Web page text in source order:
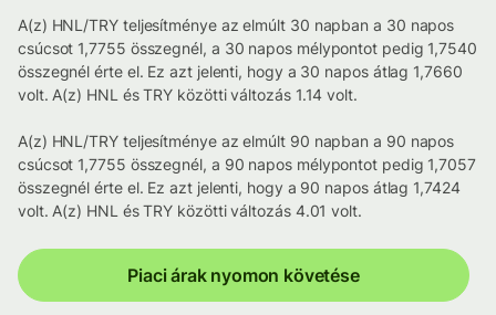
A(z) HNL/TRY teljesítménye az elmúlt 30 napban a 30 napos
csúcsot 1,7755 összegnél, a 30 napos mélypontot pedig 1,7540
összegnél érte el. Ez azt jelenti, hogy a 30 napos átlag 1,7660
volt. A(z) HNL és TRY közötti változás 1.14 volt.
A(z) HNL/TRY teljesítménye az elmúlt 90 napban a 90 napos
csúcsot 1,7755 összegnél, a 90 napos mélypontot pedig 1,7057
összegnél érte el. Ez azt jelenti, hogy a 90 napos átlag 1,7424
volt. A(z) HNL és TRY közötti változás 4.01 volt.
Piaci árak nyomon követése